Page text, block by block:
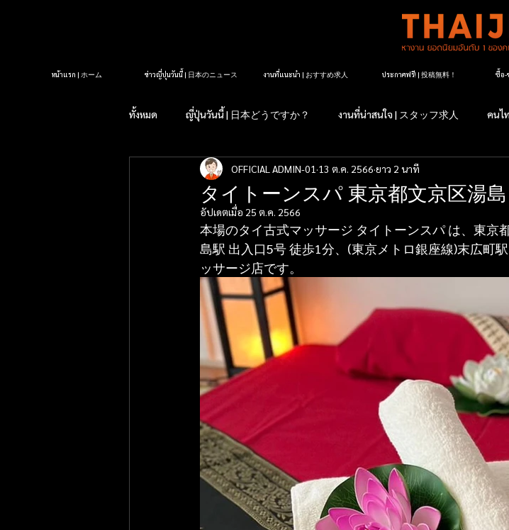
หน้าแรก | ホーム ข่าวญี่ปุ่นวันนี้ | 日本のニュース งานที่แนะนำ | おすすめ求人 ประกาศฟรี! | 投稿無料！ ซื้อ-
ทั้งหมด ญี่ปุ่นวันนี้ | 日本どうですか？ งานที่น่าสนใจ | スタッフ求人 คนไ
รู้หรือไม่?ในญี่ปุ่น| 知っていますか？日本のこと マッサージ紹介
タイクラブ紹介 アロママッサージ店紹介 マッサージについて
タイトーンスパ 東京都文京区湯
OFFICIAL ADMIN-01 13 ต.ค. 2566 ยาว 2 นาที
อัปเดตเมื่อ 25 ต.ค. 2566
本場のタイ古式マッサージ タイトーンスパ は、東京
島駅 出入口5号 徒歩1分、(東京メトロ銀座線)末広町
ッサージ店です。